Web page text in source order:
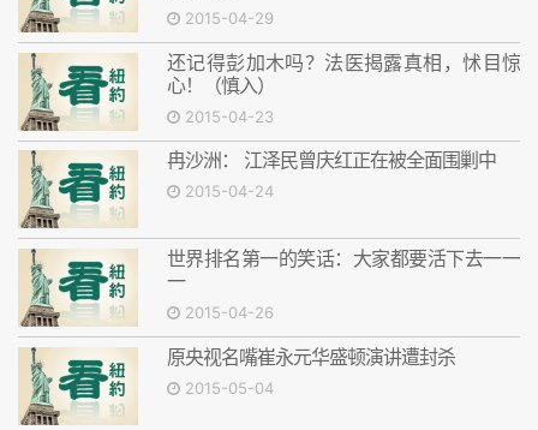
2015-04-29
还记得彭加木吗？法医揭露真相，怵目惊
心！（慎入）
2015-04-23
冉沙洲： 江泽民曾庆红正在被全面围剿中
2015-04-24
世界排名第一的笑话：大家都要活下去一一
一
2015-04-26
原央视名嘴崔永元华盛顿演讲遭封杀
2015-05-04